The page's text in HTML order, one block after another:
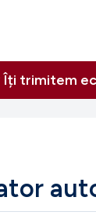
Îți trimitem